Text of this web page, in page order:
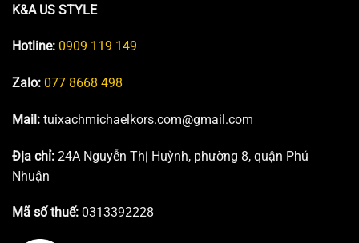
K&A US STYLE
Hotline: 0909 119 149
Zalo: 077 8668 498
Mail: tuixachmichaelkors.com@gmail.com
Địa chỉ: 24A Nguyễn Thị Huỳnh, phường 8, quận Phú
Nhuận
Mã số thuế: 0313392228